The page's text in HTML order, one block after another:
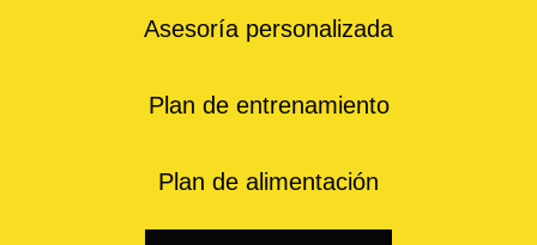
Asesoría personalizada
Plan de entrenamiento
Plan de alimentación